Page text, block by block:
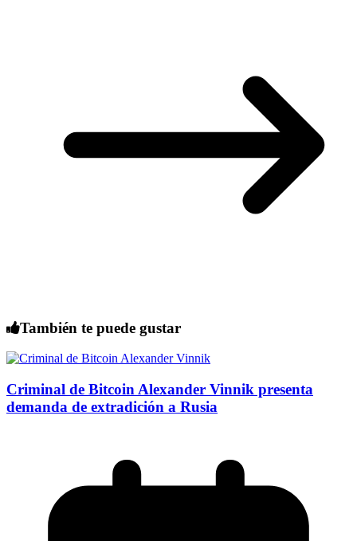
También te puede gustar
Criminal de Bitcoin Alexander Vinnik presenta
demanda de extradición a Rusia